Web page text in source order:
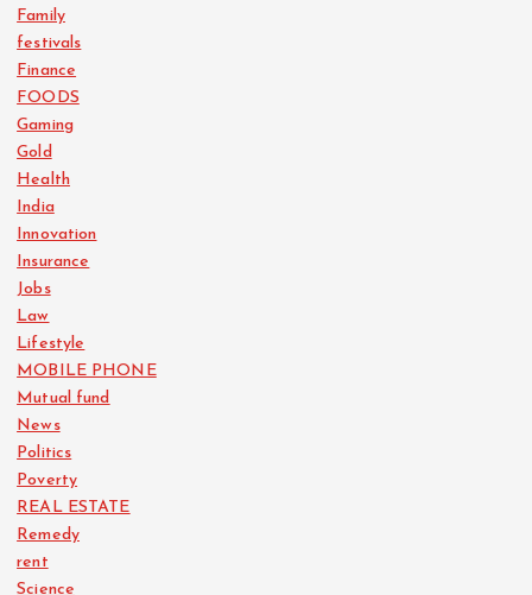
Family
festivals
Finance
FOODS
Gaming
Gold
Health
India
Innovation
Insurance
Jobs
Law
Lifestyle
MOBILE PHONE
Mutual fund
News
Politics
Poverty
REAL ESTATE
Remedy
rent
Science